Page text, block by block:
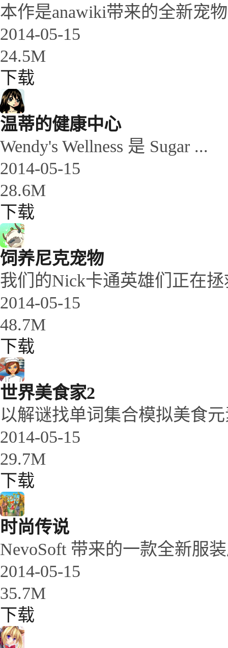
本作是anawiki带来的全新宠
2014-05-15
24.5M
下载
温蒂的健康中心
Wendy's Wellness 是 Sugar ...
2014-05-15
28.6M
下载
饲养尼克宠物
我们的Nick卡通英雄们正在
2014-05-15
48.7M
下载
世界美食家2
以解谜找单词集合模拟美食
2014-05-15
29.7M
下载
时尚传说
NevoSoft 带来的一款全新服
2014-05-15
35.7M
下载